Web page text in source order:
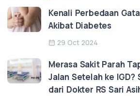
Kenali Perbedaan
Akibat Diabetes
29 Oct 2024
Merasa Sakit Parah
Jalan Setelah ke IGD?
dari Dokter RS Sari